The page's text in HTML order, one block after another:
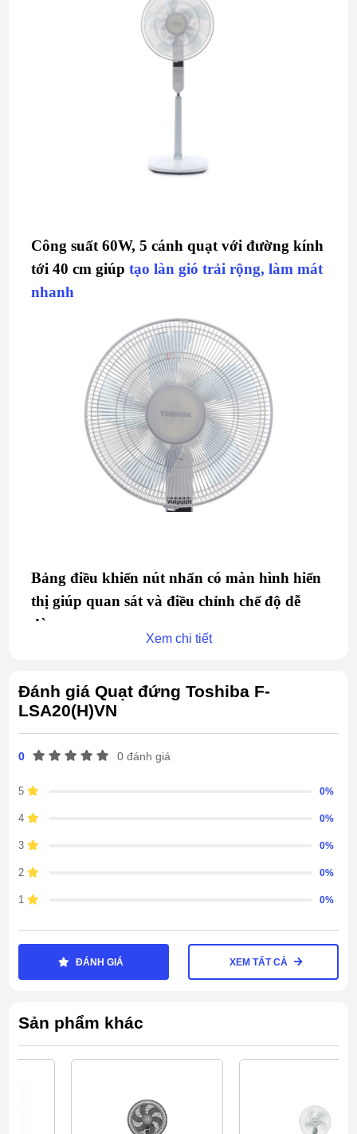
Công suất 60W, 5 cánh quạt với đường kính
tới 40 cm giúptạo làn gió trải rộng, làm mát
nhanh
Bảng điều khiển nút nhấn có màn hình hiển
thị giúp quan sát và điều chỉnh chế độ dễ
dàng
chế độ ngủsẽ đáp ứng tối đa nhu cầu sử dụng
Điều khiển từ xa thiết kế đơn giản, tiện thao
tác, người dùng chỉ cần ngồi tại chỗ không
cần lại gần quạt vẫn dễ dàng chỉnh các chức
Xem chi tiết
Đánh giá Quạt đứng Toshiba F-
LSA20(H)VN
0 0 đánh giá
5 0%
4 0%
3 0%
2 0%
1 0%
ĐÁNH GIÁ XEM TẤT CẢ
Sản phẩm khác